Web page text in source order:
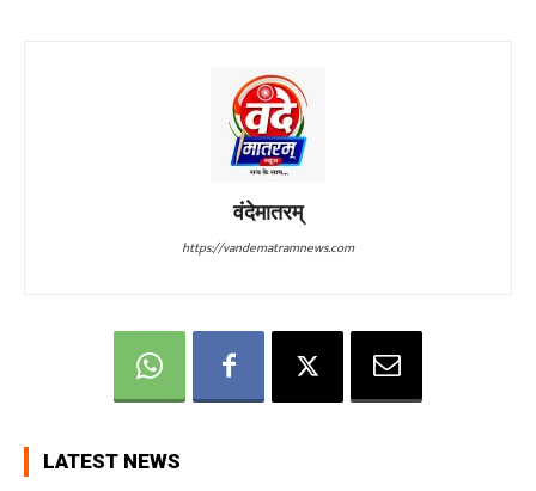
वंदेमातरम्
https://vandematramnews.com
LATEST NEWS